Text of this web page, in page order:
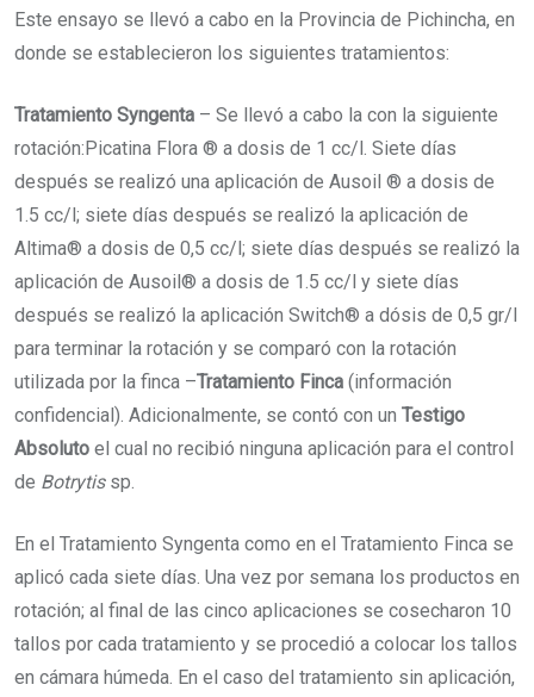
Este ensayo se llevó a cabo en la Provincia de Pichincha, en
donde se establecieron los siguientes tratamientos:
Tratamiento Syngenta – Se llevó a cabo la con la siguiente
rotación:Picatina Flora ® a dosis de 1 cc/l. Siete días
después se realizó una aplicación de Ausoil ® a dosis de
1.5 cc/l; siete días después se realizó la aplicación de
Altima® a dosis de 0,5 cc/l; siete días después se realizó la
aplicación de Ausoil® a dosis de 1.5 cc/l y siete días
después se realizó la aplicación Switch® a dósis de 0,5 gr/l
para terminar la rotación y se comparó con la rotación
utilizada por la finca –Tratamiento Finca (información
confidencial). Adicionalmente, se contó con un Testigo
Absoluto el cual no recibió ninguna aplicación para el control
de Botrytis sp.
En el Tratamiento Syngenta como en el Tratamiento Finca se
aplicó cada siete días. Una vez por semana los productos en
rotación; al final de las cinco aplicaciones se cosecharon 10
tallos por cada tratamiento y se procedió a colocar los tallos
en cámara húmeda. En el caso del tratamiento sin aplicación,